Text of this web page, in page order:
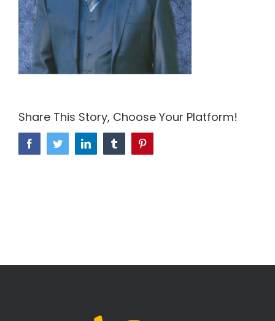
Share This Story, Choose Your Platform!
FacebookTwitterLinkedIn Tumblr